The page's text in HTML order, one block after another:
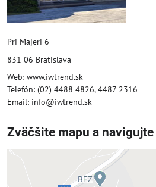
Pri Majeri 6
831 06 Bratislava
Web: www.iwtrend.sk
Telefón: (02) 4488 4826, 4487 2316
Email: info@iwtrend.sk
Zväčšite mapu a navigujte